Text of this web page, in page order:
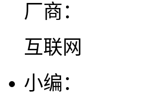
厂商：
互联网
小编：